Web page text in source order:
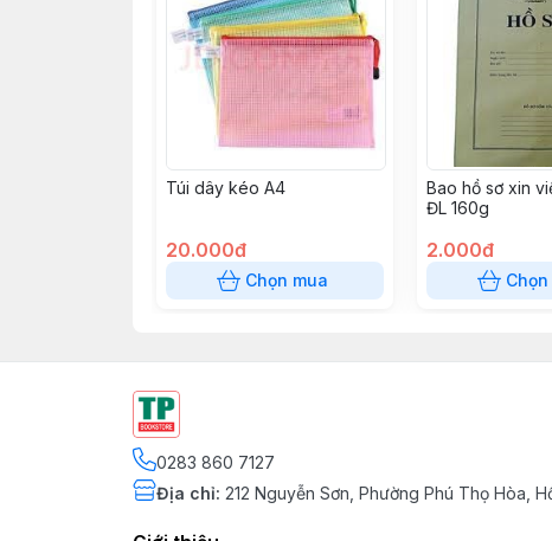
Túi dây kéo A4
20.000đ
Chọn mua
Bao hồ sơ xin
ĐL 160g
2.000đ
0283 860 7127
Địa chỉ: 212 Nguyễn Sơn, Phường Phú Thọ Hòa,